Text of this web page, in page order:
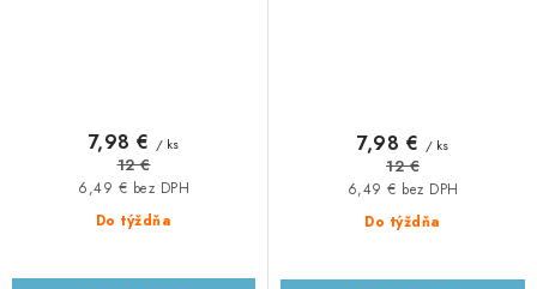
Do týždňa
6,49 € bez DPH
7,98 € / ks
12 €
Do týždňa
6,49 € bez DPH
7,98 € / ks
12 €